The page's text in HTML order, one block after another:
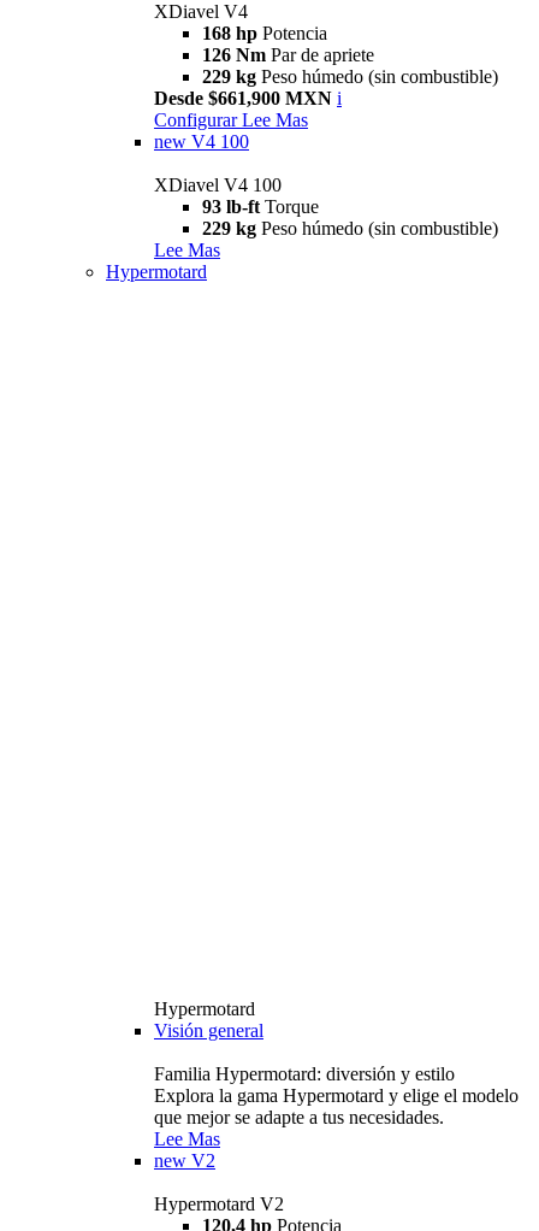
XDiavel V4
168 hp Potencia
126 Nm Par de apriete
229 kg Peso húmedo (sin combustible)
Desde $661,900 MXN i
Configurar Lee Mas
new V4 100
XDiavel V4 100
93 lb-ft Torque
229 kg Peso húmedo (sin combustible)
Lee Mas
Hypermotard
Hypermotard
Visión general
Familia Hypermotard: diversión y estilo
Explora la gama Hypermotard y elige el modelo
que mejor se adapte a tus necesidades.
Lee Mas
new V2
Hypermotard V2
120,4 hp Potencia